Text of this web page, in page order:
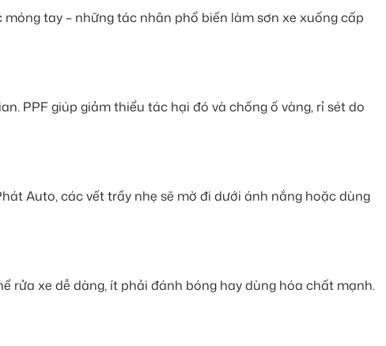
tay – những tác nhân phổ biến làm sơn xe xuống cấp
PPF giúp giảm thiểu tác hại đó và chống ố vàng, rỉ sét do
Auto, các vết trầy nhẹ sẽ mờ đi dưới ánh nắng hoặc dùng
rửa xe dễ dàng, ít phải đánh bóng hay dùng hóa chất mạnh.